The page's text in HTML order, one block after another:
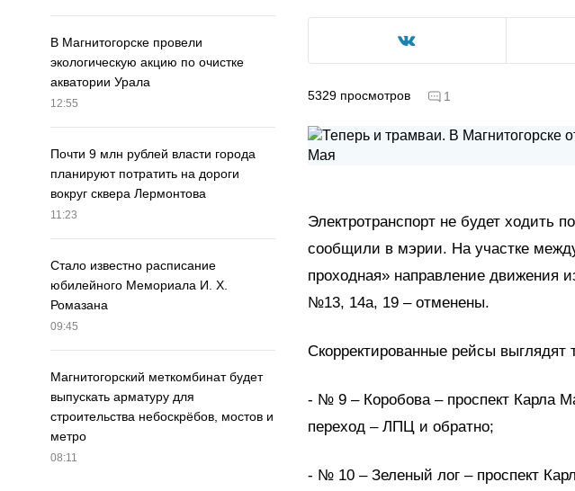
В Магнитогорске провели
экологическую акцию по очистке
акватории Урала
12:55
Почти 9 млн рублей власти города
планируют потратить на дороги
вокруг сквера Лермонтова
11:23
Стало известно расписание
юбилейного Мемориала И. Х.
Ромазана
09:45
Магнитогорский меткомбинат будет
выпускать арматуру для
строительства небоскрёбов, мостов и
метро
08:11
5329 просмотров 1
Электротранспорт не будет ходить
сообщили в мэрии. На участке
проходная» направление
№13, 14а, 19 – отменены.
Скорректированные рейсы выглядят
- № 9 – Коробова – проспект Карла
переход – ЛПЦ и обратно;
- № 10 – Зеленый лог – проспект